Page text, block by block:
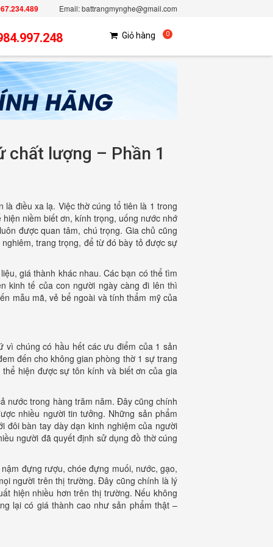
Email: battrangmynghe@gmail.com
Giỏ hàng 0
chất lượng – Phần 1
điều xa lạ. Việc thờ cúng tổ tiên là 1 trong
niềm biết ơn, kính trọng, uống nước nhớ
được quan tâm, chú trọng. Gia chủ cũng
trang trọng, để từ đó bày tỏ được sự
giá thành khác nhau. Các bạn có thể tìm
kinh tế của con người ngày càng đi lên thì
mẫu mã, vẻ bể ngoài và tính thẩm mỹ của
chúng có hầu hết các ưu điểm của 1 sản
đến cho không gian phòng thờ 1 sự trang
hiện được sự tôn kính và biết ơn của gia
nước trong hàng trăm năm. Đây cũng chính
nhiều người tin tưởng. Những sản phẩm
đôi bàn tay dày dạn kinh nghiệm của người
người đã quyết định sử dụng đồ thờ cúng
đựng rượu, chóe đựng muối, nước, gạo,
người trên thị trường. Đây cũng chính là lý
hiện nhiều hơn trên thị trường. Nếu không
lại có giá thành cao như sản phẩm thật –